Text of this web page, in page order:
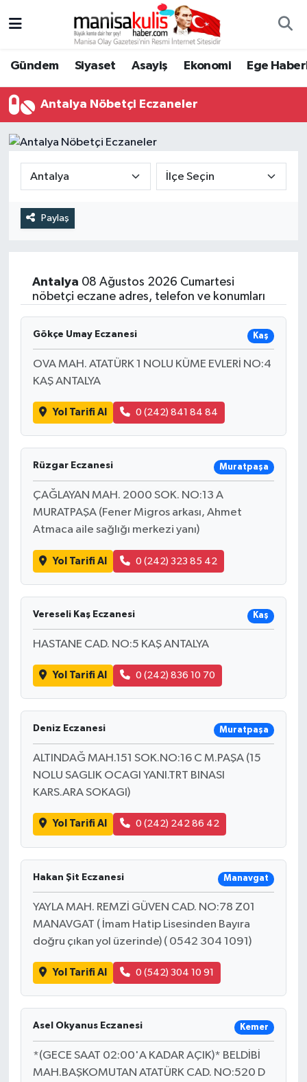
Gündem Siyaset Asayiş Ekonomi Ege
Antalya Nöbetçi Eczaneler
Paylaş
Antalya 08 Ağustos 2026 Cumartesi
nöbetçi eczane adres, telefon ve konumları
Gökçe Umay Eczanesi Kaş
OVA MAH. ATATÜRK 1 NOLU KÜME EVLERİ NO:4
KAŞ ANTALYA
Yol Tarifi Al 0 (242) 841 84 84
Rüzgar Eczanesi Muratpaşa
ÇAĞLAYAN MAH. 2000 SOK. NO:13 A
MURATPAŞA (Fener Migros arkası, Ahmet
Atmaca aile sağlığı merkezi yanı)
Yol Tarifi Al 0 (242) 323 85 42
Vereseli Kaş Eczanesi Kaş
HASTANE CAD. NO:5 KAŞ ANTALYA
Yol Tarifi Al 0 (242) 836 10 70
Deniz Eczanesi Muratpaşa
ALTINDAĞ MAH.151 SOK.NO:16 C M.PAŞA (15
NOLU SAGLIK OCAGI YANI.TRT BINASI
KARS.ARA SOKAGI)
Yol Tarifi Al 0 (242) 242 86 42
Hakan Şit Eczanesi Manavgat
YAYLA MAH. REMZİ GÜVEN CAD. NO:78 Z01
MANAVGAT ( İmam Hatip Lisesinden Bayıra
doğru çıkan yol üzerinde) ( 0542 304 1091)
Yol Tarifi Al 0 (542) 304 10 91
Asel Okyanus Eczanesi Kemer
*(GECE SAAT 02:00'A KADAR AÇIK)* BELDİBİ
MAH.BAŞKOMUTAN ATATÜRK CAD. NO:520 D
Ege Haberleri
Ekonomi
Gündem
Resmi İlan
Spor
Türkiye
Yaşam
Yunusemre Hava Durumu
Yunusemre Trafik Yoğunluk Haritası
Tüm Manşetler
Son Dakika Haberleri